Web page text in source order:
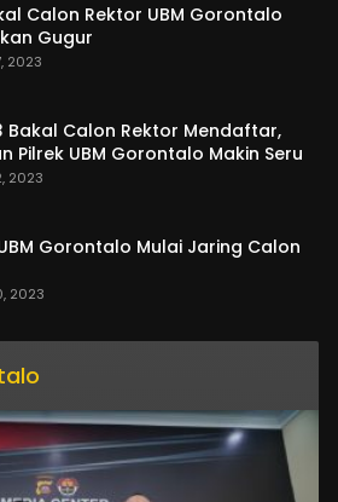
Calon Rektor UBM Gorontalo
Gugur
2023
Bakal Calon Rektor Mendaftar,
Pilrek UBM Gorontalo Makin Seru
2023
Gorontalo Mulai Jaring Calon
2023